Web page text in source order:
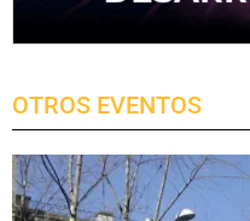
OTROS EVENTOS